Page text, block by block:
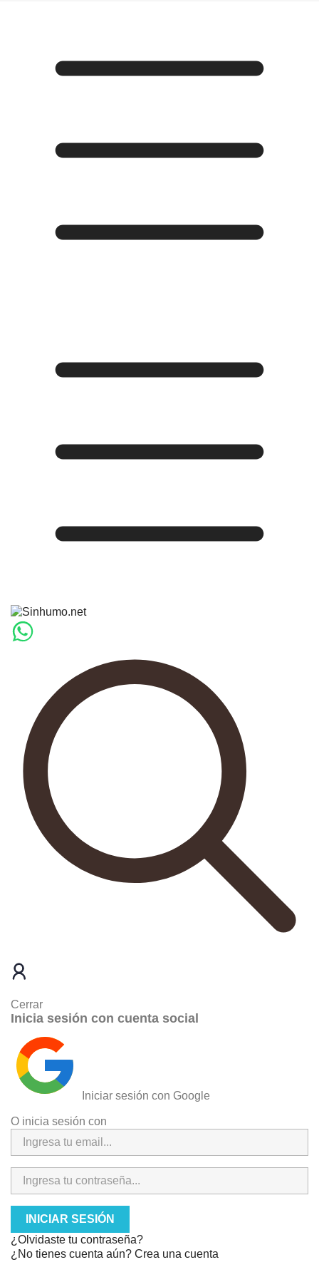
Cerrar
Inicia sesión con cuenta social
Iniciar sesión con Google
O inicia sesión con
INICIAR SESIÓN
¿Olvidaste tu contraseña?
¿No tienes cuenta aún? Crea una cuenta